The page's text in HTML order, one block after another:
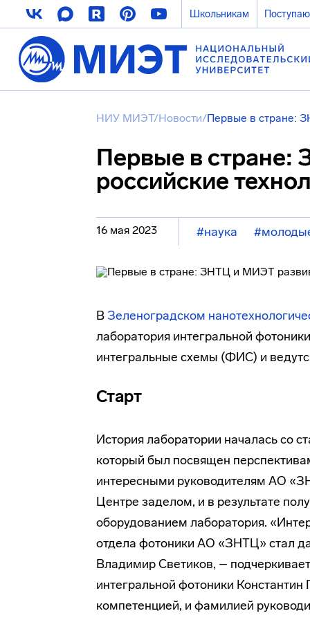
Школьникам
НИУ МИЭТ/Новости/Первые в стране:
Первые в
российские
16 мая 2023 #наука
В Зеленоградском
лаборатория интегральной
интегральные схемы (ФИС) и
Старт
История лаборатории началась со
который был посвящен
интересными руководителям АО
Центре заделом, и в результате
оборудованием лаборатория.
отдела фотоники АО «ЗНТЦ» стал
Владимир Светиков, –
интегральной фотоники
компетенцией, и фамилией